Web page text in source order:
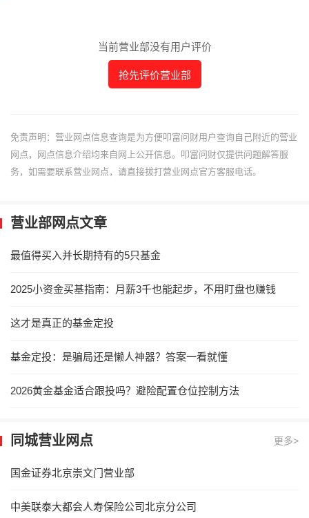
当前营业部没有用户评价
抢先评价营业部
免责声明：营业网点信息查询是为方便叩富问财用户查询自己附近的营业
网点，网点信息介绍均来自网上公开信息。叩富问财仅提供问题解答服
务，如需要联系营业网点，请直接拔打营业网点官方客服电话。
营业部网点文章
最值得买入并长期持有的5只基金
2025小资金买基指南：月薪3千也能起步，不用盯盘也赚钱
这才是真正的基金定投
基金定投：是骗局还是懒人神器？答案一看就懂
2026黄金基金适合跟投吗？避险配置仓位控制方法
同城营业网点 更多>
国金证券北京崇文门营业部
中美联泰大都会人寿保险公司北京分公司